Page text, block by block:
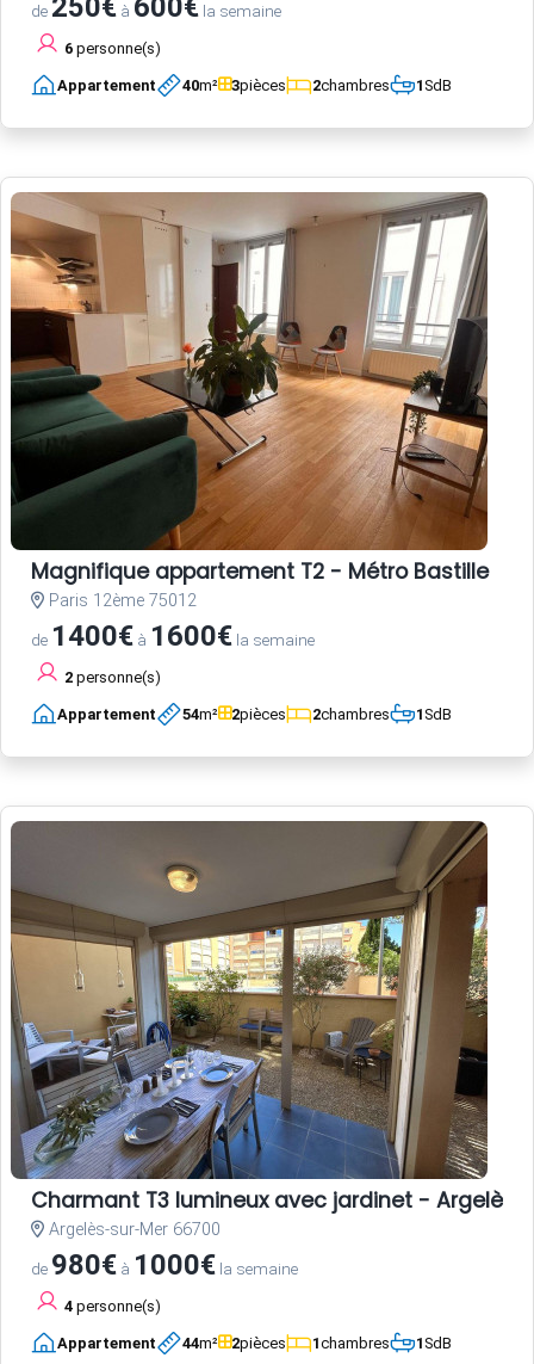
de 250€ à 600€ la semaine
6 personne(s)
Appartement 40m² 3pièces 2chambres 1SdB
Magnifique appartement T2 - Métro Bastille
Paris 12ème 75012
de 1400€ à 1600€ la semaine
2 personne(s)
Appartement 54m² 2pièces 2chambres 1SdB
Charmant T3 lumineux avec jardinet - Argelès-
Argelès-sur-Mer 66700
de 980€ à 1000€ la semaine
4 personne(s)
Appartement 44m² 2pièces 1chambres 1SdB